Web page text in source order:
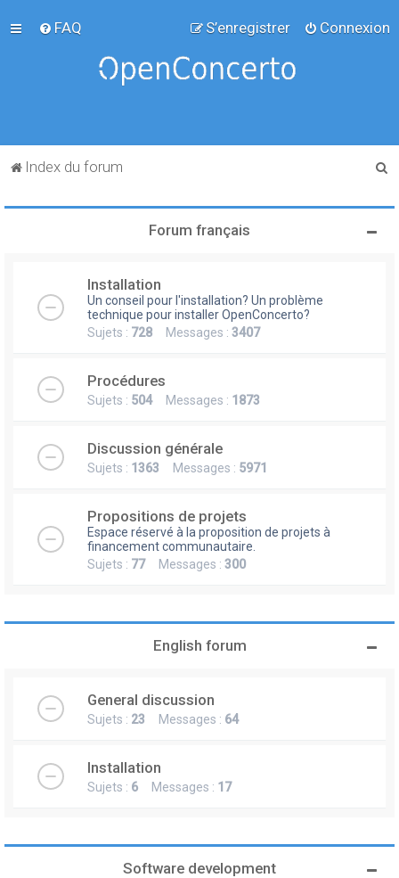
FAQ Connexion
S’enregistrer
Index du forum
Forum français
Installation
Un conseil pour l'installation? Un problème
technique pour installer OpenConcerto?
Sujets : 728 Messages : 3407
Procédures
Sujets : 504Messages : 1873
Discussion générale
Sujets : 1363 Messages : 5971
Propositions de projets
Espace réservé à la proposition de projets à
financement communautaire.
Sujets : 77Messages : 300
English forum
General discussion
Sujets : 23 Messages : 64
Installation
Sujets : 6 Messages : 17
Software development